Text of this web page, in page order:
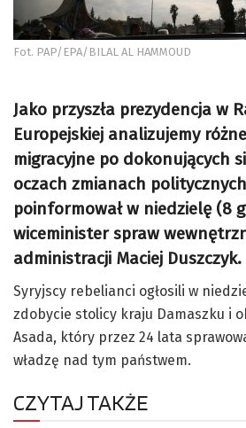
Fot. PAP/EPA/BILAL AL HAMMOUD
Jako przyszła prezydencja w
Europejskiej analizujemy
migracyjne po dokonujących
oczach zmianach
poinformował w niedzielę (8
wiceminister spraw
administracji Maciej Duszczyk.
Syryjscy rebelianci ogłosili w
zdobycie stolicy kraju Damaszku i
Asada, który przez 24 lata
władzę nad tym państwem.
CZYTAJ TAKŻE